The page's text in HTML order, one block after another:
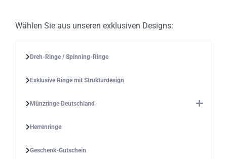
Wählen Sie aus unseren exklusiven Designs:
Dreh-Ringe / Spinning-Ringe
Exklusive Ringe mit Strukturdesign
Münzringe Deutschland
Herrenringe
Geschenk-Gutschein